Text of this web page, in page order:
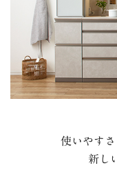
使いやす
新し